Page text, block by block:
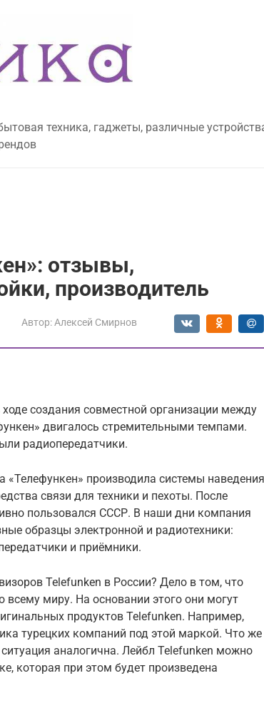
техника, гаджеты, различные
отзывы,
производитель
Автор: Алексей Смирнов
создания совместной организации между
двигалось стремительными темпами.
радиопередатчики.
производила системы наведения
связи для техники и пехоты. После
пользовался СССР. В наши дни компания
образцы электронной и радиотехники:
и приёмники.
Telefunken в России? Дело в том, что
миру. На основании этого они могут
продуктов Telefunken. Например,
турецких компаний под этой маркой. Что же
аналогична. Лейбл Telefunken можно
которая при этом будет произведена